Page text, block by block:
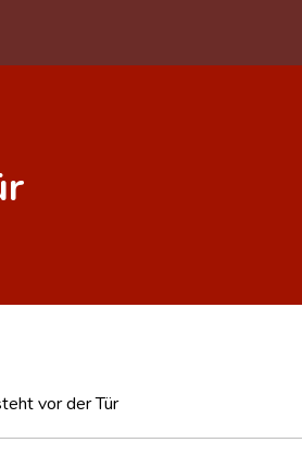
vor der Tür